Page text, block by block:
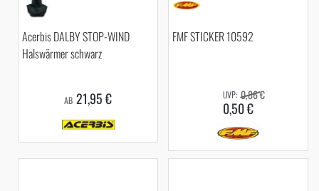
Acerbis DALBY STOP-WIND
Halswärmer schwarz
AB 21,95 €
FMF STICKER 10592
0,50 €
0,86 €